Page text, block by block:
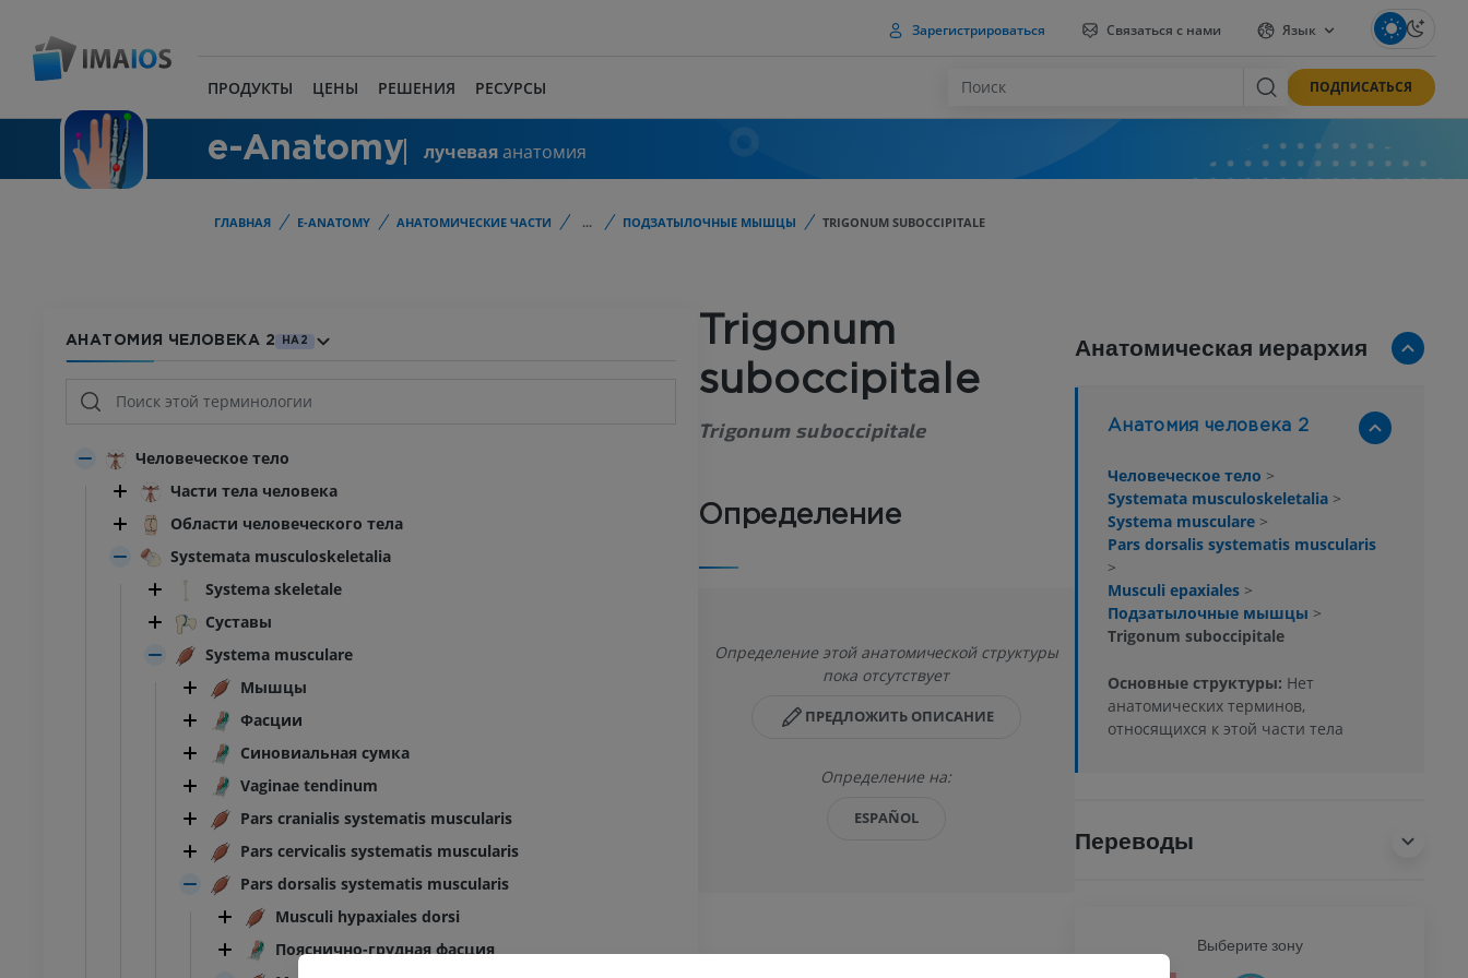
Зарегистрироваться Связаться с нами Язык
ПРОДУКТЫ ЦЕНЫ РЕШЕНИЯ РЕСУРСЫ ПОДПИСАТЬСЯ
e-Anatomy лучеваяанатомия
ГЛАВНАЯ E-ANATOMY АНАТОМИЧЕСКИЕ ЧАСТИ ... ПОДЗАТЫЛОЧНЫЕ МЫШЦЫ TRIGONUM SUBOCCIPITALE
АНАТОМИЯ ЧЕЛОВЕКА 2 HA2
Человеческое тело
Части тела человека
Области человеческого тела
Systemata musculoskeletalia
Systema skeletale
Суставы
Systema musculare
Мышцы
Фасции
Синовиальная сумка
Vaginae tendinum
Pars cranialis systematis muscularis
Pars cervicalis systematis muscularis
Pars dorsalis systematis muscularis
Musculi hypaxiales dorsi
Пояснично-грудная фасция
Trigonum
suboccipitale
Trigonum suboccipitale
Определение
Определение этой анатомической структуры
пока отсутствует
ПРЕДЛОЖИТЬ ОПИСАНИЕ
Определение на:
ESPAÑOL
Анатомическая иерархия
Анатомия человека 2
Человеческое тело >
Systemata musculoskeletalia >
Systema musculare >
Pars dorsalis systematis muscularis
>
Musculi epaxiales >
Подзатылочные мышцы >
Trigonum suboccipitale
Основные структуры: Нет
анатомических терминов,
относящихся к этой части тела
Переводы
ПРЕДПЛЮСНА - СТОПА Выберите зону